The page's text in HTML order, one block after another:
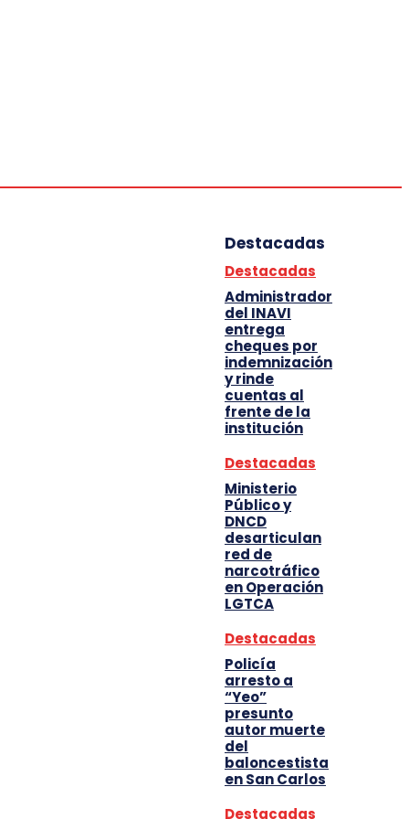
Destacadas
Destacadas
Administrador
del INAVI
entrega
cheques por
indemnización
y rinde
cuentas al
frente de la
institución
Destacadas
Ministerio
Público y
DNCD
desarticulan
red de
narcotráfico
en Operación
LGTCA
Destacadas
Policía
arresto a
“Yeo”
presunto
autor muerte
del
baloncestista
en San Carlos
Destacadas